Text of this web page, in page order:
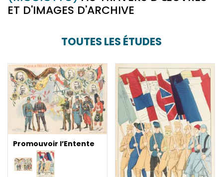
ET D'IMAGES D'ARCHIVE
TOUTES LES ÉTUDES
Promouvoir l’Entente